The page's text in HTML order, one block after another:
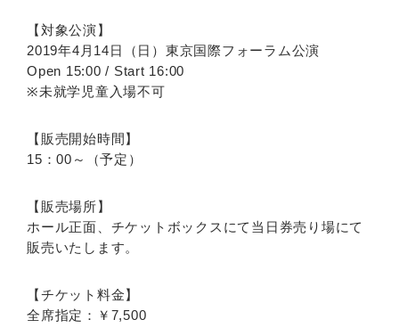
【対象公演】
2019年4月14日（日）東京国際フォーラム公演
Open 15:00 / Start 16:00
※未就学児童入場不可
【販売開始時間】
15：00～（予定）
【販売場所】
ホール正面、チケットボックスにて当日券売り場にて
販売いたします。
【チケット料金】
全席指定：￥7,500